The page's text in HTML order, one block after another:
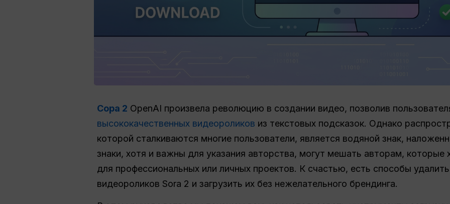
Сора 2 OpenAI произвела революцию в создании видео, позволив
высококачественных видеороликов из текстовых подсказок. Однако
которой сталкиваются многие пользователи, является водяной знак,
знаки, хотя и важны для указания авторства, могут мешать авторам, которые
для профессиональных или личных проектов. К счастью, есть способы
видеороликов Sora 2 и загрузить их без нежелательного брендинга.